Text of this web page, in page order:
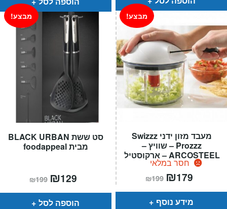
סט ששת BLACK URBAN
מבית foodappeal
מבצע!
₪199 המחיר
המקורי
היה:
₪199.
₪129
הוא:
הוספה לסל
מעבד מזון ידני Swizzz
Prozzz – שוויץ –
ARCOSTEEL – ארקוסטיל
חסר במלאי
מבצע!
₪199 המחיר
המקורי
היה:
₪199.
₪179
הוא:
מידע נוסף